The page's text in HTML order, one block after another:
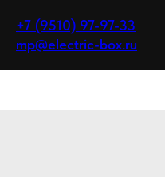
+7 (9510) 97-97-33
mp@electric-box.ru